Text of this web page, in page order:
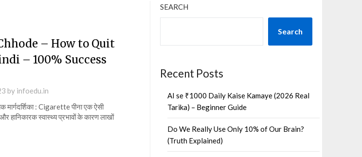
– How to Quit
– 100% Success
by infoedu.in
: Cigarette पीना एक ऐसी
स्वास्थ्य प्रभावों के कारण लाखों
SEARCH
Search
Recent Posts
AI se ₹1000 Daily Kaise Kamaye (2026 Real
Tarika) – Beginner Guide
Do We Really Use Only 10% of Our Brain?
(Truth Explained)